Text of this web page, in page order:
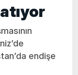
endişe